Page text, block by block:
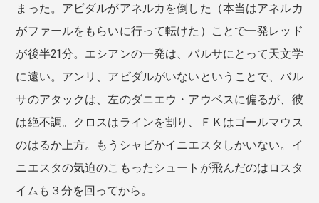
まった。アビダルがアネルカを倒した（本当はアネルカ
がファールをもらいに行って転けた）ことで一発レッド
が後半21分。エシアンの一発は、バルサにとって天文学
に遠い。アンリ、アビダルがいないということで、バル
サのアタックは、左のダニエウ・アウベスに偏るが、彼
は絶不調。クロスはラインを割り、ＦＫはゴールマウス
のはるか上方。もうシャビかイニエスタしかいない。イ
ニエスタの気迫のこもったシュートが飛んだのはロスタ
イムも３分を回ってから。